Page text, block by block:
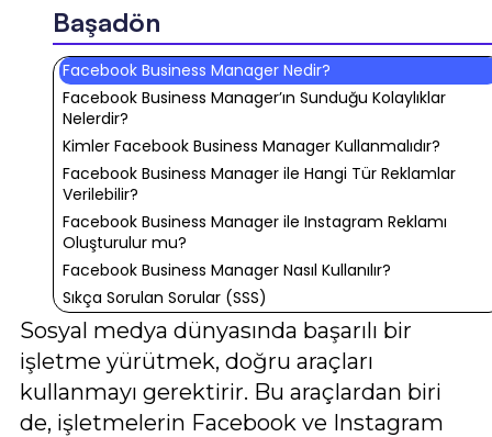
Başadön
Facebook Business Manager Nedir?
Facebook Business Manager’ın Sunduğu Kolaylıklar
Nelerdir?
Kimler Facebook Business Manager Kullanmalıdır?
Facebook Business Manager ile Hangi Tür Reklamlar
Verilebilir?
Facebook Business Manager ile Instagram Reklamı
Oluşturulur mu?
Facebook Business Manager Nasıl Kullanılır?
Sıkça Sorulan Sorular (SSS)
Sosyal medya dünyasında başarılı bir
işletme yürütmek, doğru araçları
kullanmayı gerektirir. Bu araçlardan biri
de, işletmelerin Facebook ve Instagram